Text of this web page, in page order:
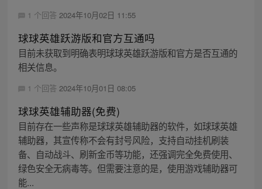
1 个回答 2024年10月02日 11:55
球球英雄跃游版和官方互通吗
目前未获取到明确表明球球英雄跃游版和官方是否互通的
相关信息。
1 个回答 2024年10月01日 08:05
球球英雄辅助器(免费)
目前存在一些声称是球球英雄辅助器的软件，如球球英雄
辅助器，其宣传称不会有封号风险，支持自动挂机刷装
备、自动战斗、刷新金币等功能，还强调完全免费使用、
绿色安全无病毒等。但需要注意的是，使用游戏辅助器可
能...